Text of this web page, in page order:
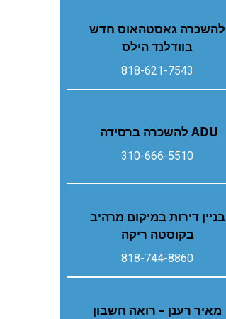
להשכרה גאסטהאוס חדש
בוודלנד הילס
818-621-7543
ADU להשכרה ברסידה
310-666-5510
בניין דירות במיקום מרהיב
בקוסטה ריקה
818-744-8860
מאיר רענן – רואה חשבון